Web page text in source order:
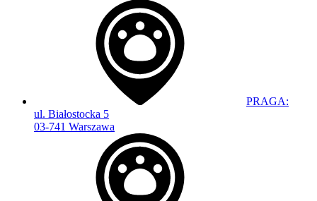
PRAGA:
ul. Białostocka 5
03-741 Warszawa